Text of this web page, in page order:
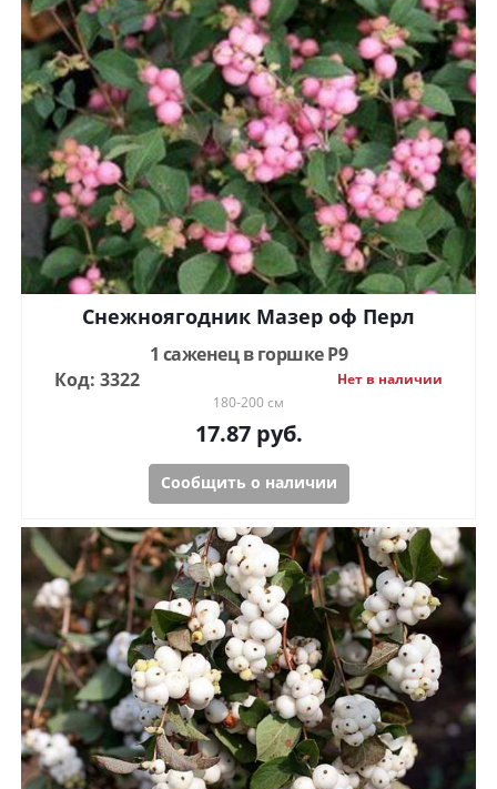
Снежноягодник Мазер оф Перл
1 саженец в горшке Р9
Код: 3322
Нет в наличии
180-200 см
17.87руб.
Сообщить о наличии